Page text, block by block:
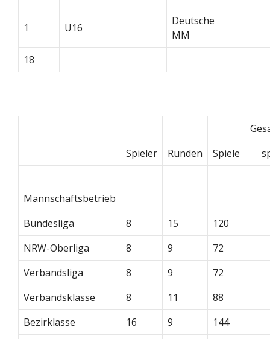
1 U16
Deutsche
MM
18
Spieler
Runden Spiele
Mannschaftsbetrieb
Bundesliga
8 15
120
NRW-Oberliga
8 9
72
Verbandsliga
8 9
72
Verbandsklasse
8 11
88
Bezirklasse
16 9
144